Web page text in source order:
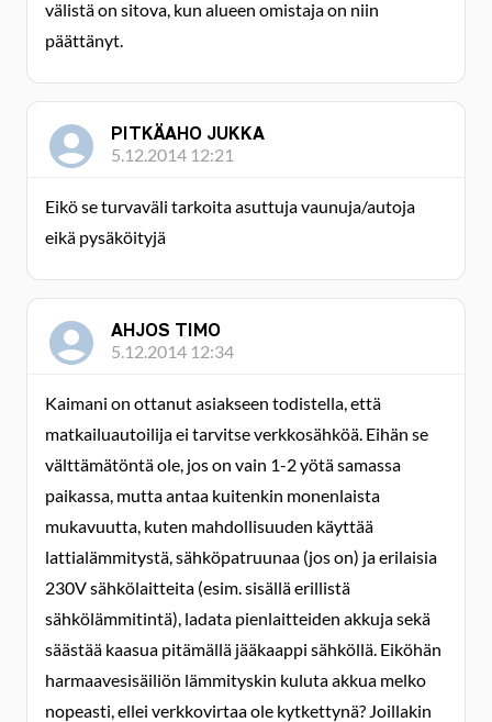
välistä on sitova, kun alueen omistaja on niin
päättänyt.
PITKÄAHO JUKKA
5.12.2014 12:21
Eikö se turvaväli tarkoita asuttuja vaunuja/autoja
eikä pysäköityjä
AHJOS TIMO
5.12.2014 12:34
Kaimani on ottanut asiakseen todistella, että
matkailuautoilija ei tarvitse verkkosähköä. Eihän se
välttämätöntä ole, jos on vain 1-2 yötä samassa
paikassa, mutta antaa kuitenkin monenlaista
mukavuutta, kuten mahdollisuuden käyttää
lattialämmitystä, sähköpatruunaa (jos on) ja erilaisia
230V sähkölaitteita (esim. sisällä erillistä
sähkölämmitintä), ladata pienlaitteiden akkuja sekä
säästää kaasua pitämällä jääkaappi sähköllä. Eiköhän
harmaavesisäiliön lämmityskin kuluta akkua melko
nopeasti, ellei verkkovirtaa ole kytkettynä? Joillakin